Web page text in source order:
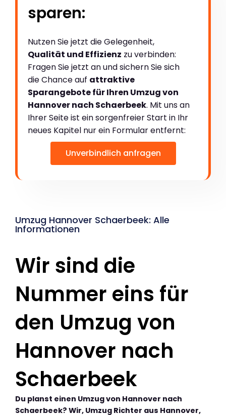
sparen:
Nutzen Sie jetzt die Gelegenheit,
Qualität und Effizienz zu verbinden:
Fragen Sie jetzt an und sichern Sie sich
die Chance auf attraktive
Sparangebote für Ihren Umzug von
Hannover nach Schaerbeek. Mit uns an
Ihrer Seite ist ein sorgenfreier Start in Ihr
neues Kapitel nur ein Formular entfernt:
Unverbindlich anfragen
Umzug Hannover Schaerbeek: Alle
Informationen
Wir sind die
Nummer eins für
den Umzug von
Hannover nach
Schaerbeek
Du planst einen Umzug von Hannover nach
Schaerbeek? Wir, Umzug Richter aus Hannover,